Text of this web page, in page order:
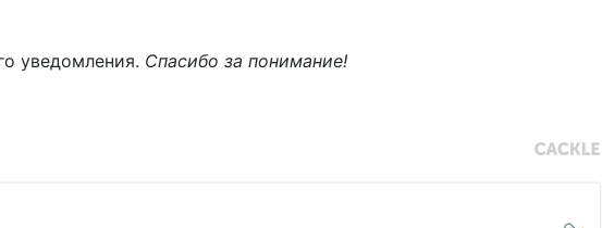
уведомления. Спасибо за понимание!